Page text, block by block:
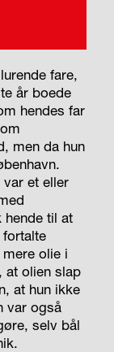
fare,
år boede
hendes far
men da hun
et eller
hende til at
olie i
at olien slap
at hun ikke
var også
selv bål